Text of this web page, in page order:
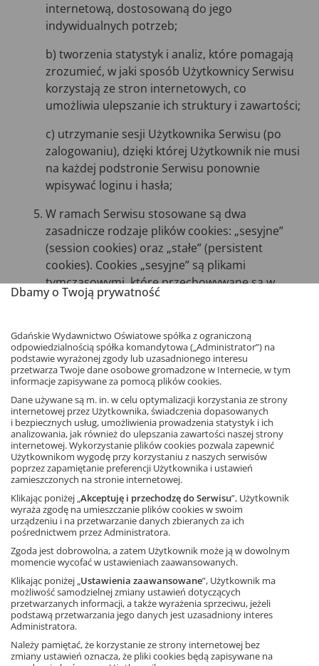
internetową, dostosowaną do jego
indywidualnych potrzeb;
b) tworzenia statystyk i analiz, które pomagają
zrozumieć, w jaki sposób Użytkownicy Serwisu
korzystają ze stron internetowych, co
umożliwia ulepszanie ich struktury i zawartości;
c) utrzymanie sesji Użytkownika Serwisu (po
zalogowaniu), dzięki której Użytkownik nie musi
na każdej podstronie Serwisu ponownie
wpisywać loginu i hasła;
W ramach Serwisu stosowane są dwa
zasadnicze rodzaje plików cookies: „sesyjne”
(session cookies) oraz „stałe” (persistent
cookies). Cookies „sesyjne” są plikami
tymczasowymi, które przechowywane są w
urządzeniu końcowym Użytkownika do czasu
lub wyłączenia oprogramowania (przeglądarki
internetowej). „Stałe” pliki cookies
przechowywane są w urządzeniu końcowym
Użytkownika przez czas określony w
parametrach plików cookies lub do czasu ich
usunięcia przez Użytkownika.
W ramach Serwisu stosowane są następujące
rodzaje plików cookies:
a) „niezbędne” pliki cookies, umożliwiające
korzystanie z usług dostępnych w ramach
Serwisu, np. uwierzytelniające pliki cookies
wykorzystywane do usług wymagających
uwierzytelniania w ramach Serwisu;
b)pliki cookies służące do zapewnienia
bezpieczeństwa, np. wykorzystywane do
uwierzytelniania w ramach Serwisu;
Dbamy o Twoją prywatność
Gdańskie Wydawnictwo Oświatowe spółka z ograniczoną
odpowiedzialnością spółka komandytowa („Administrator”) na
podstawie wyrażonej zgody lub uzasadnionego interesu
przetwarza Twoje dane osobowe gromadzone w Internecie, w tym
informacje zapisywane za pomocą plików cookies.
Dane używane są m. in. w celu optymalizacji korzystania ze strony
internetowej przez Użytkownika, świadczenia dopasowanych
i bezpiecznych usług, umożliwienia prowadzenia statystyk i ich
analizowania, jak również do ulepszania zawartości naszej strony
internetowej. Wykorzystanie plików cookies pozwala zapewnić
Użytkownikom wygodę przy korzystaniu z naszych serwisów
poprzez zapamiętanie preferencji Użytkownika i ustawień
zamieszczonych na stronie internetowej.
Klikając poniżej „Akceptuję i przechodzę do Serwisu”, Użytkownik
wyraża zgodę na umieszczanie plików cookies w swoim
urządzeniu i na przetwarzanie danych zbieranych za ich
pośrednictwem przez Administratora.
Zgoda jest dobrowolna, a zatem Użytkownik może ją w dowolnym
momencie wycofać w ustawieniach zaawansowanych.
Klikając poniżej „Ustawienia zaawansowane”, Użytkownik ma
możliwość samodzielnej zmiany ustawień dotyczących
przetwarzanych informacji, a także wyrażenia sprzeciwu, jeżeli
podstawą przetwarzania jego danych jest uzasadniony interes
Administratora.
Należy pamiętać, że korzystanie ze strony internetowej bez
zmiany ustawień oznacza, że pliki cookies będą zapisywane na